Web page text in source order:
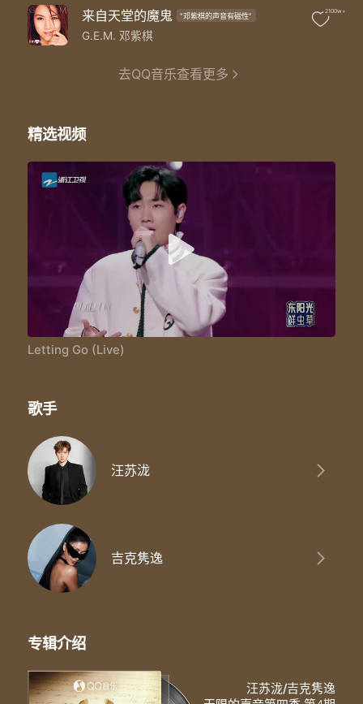
Letting go
你是呼吸的空气
脱离不了的地心引力
也许就像他们说
That's why
I'm letting go
我终于舍得为你放开手
因为爱你爱到我心痛
你对一切都软弱与怠惰
让人怀疑你是否爱过我 真的爱过我
为你再也找不到借口
That's when we should let it go
That's when we should let it go
在夜深人静里想着
心不安 却越沸腾
我无助 我无助 好想哭 好想哭
心慢慢 就越变冷
(心不安 却越沸腾)
我的眼泪 早已哭干了
Coz I'm letting go
我终于舍得为你放开手
因为爱你爱到我心痛
Letting go
你对一切都软弱与怠惰
让人怀疑你是否爱过我 真的爱过我
Letting go
你对一切都软弱与怠惰
That's when we should let it go
That's when we should let it go
That's when we should let it go
来自天堂的魔鬼 "邓紫棋的声音有磁性"
G.E.M. 邓紫棋
2100w+
去QQ音乐查看更多
精选视频
Letting Go (Live)
歌手
汪苏泷
吉克隽逸
专辑介绍
汪苏泷/吉克隽逸